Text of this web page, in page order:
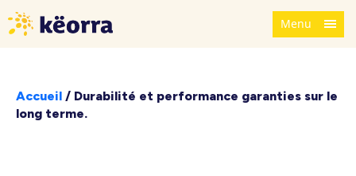
Menu
Accueil / Durabilité et performance garanties sur le
long terme.